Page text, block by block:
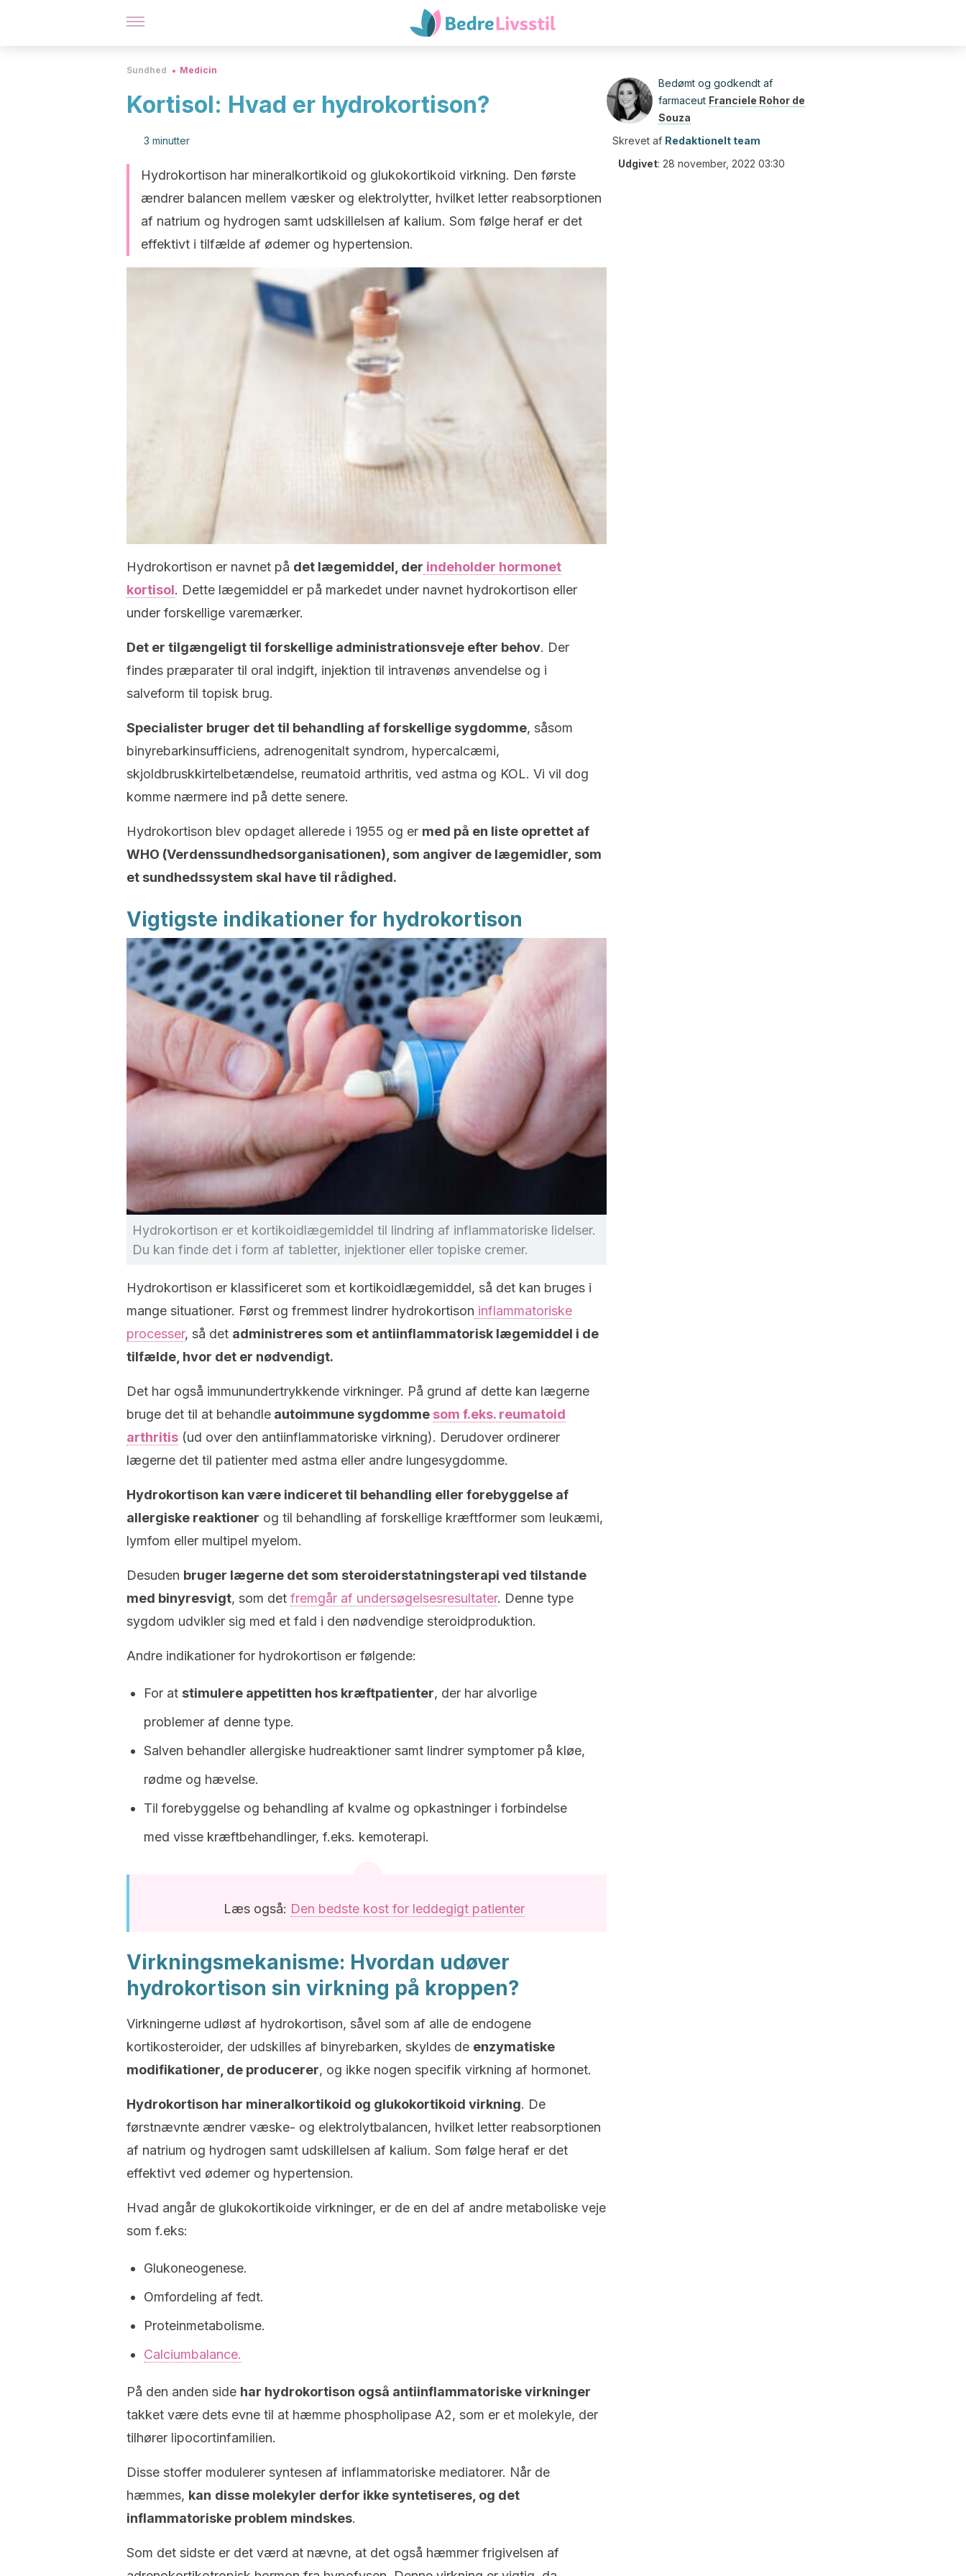
Sundhed Medicin
Kortisol: Hvad er hydrokortison?
3 minutter
Hydrokortison har mineralkortikoid og glukokortikoid virkning. Den første
ændrer balancen mellem væsker og elektrolytter, hvilket letter reabsorptionen
af natrium og hydrogen samt udskillelsen af kalium. Som følge heraf er det
effektivt i tilfælde af ødemer og hypertension.
Hydrokortison er navnet på det lægemiddel, der indeholder hormonet
kortisol. Dette lægemiddel er på markedet under navnet hydrokortison eller
under forskellige varemærker.
Det er tilgængeligt til forskellige administrationsveje efter behov. Der
findes præparater til oral indgift, injektion til intravenøs anvendelse og i
salveform til topisk brug.
Specialister bruger det til behandling af forskellige sygdomme, såsom
binyrebarkinsufficiens, adrenogenitalt syndrom, hypercalcæmi,
skjoldbruskkirtelbetændelse, reumatoid arthritis, ved astma og KOL. Vi vil dog
komme nærmere ind på dette senere.
Hydrokortison blev opdaget allerede i 1955 og er med på en liste oprettet af
WHO (Verdenssundhedsorganisationen), som angiver de lægemidler, som
et sundhedssystem skal have til rådighed.
Vigtigste indikationer for hydrokortison
Hydrokortison er et kortikoidlægemiddel til lindring af inflammatoriske lidelser.
Du kan finde det i form af tabletter, injektioner eller topiske cremer.
Hydrokortison er klassificeret som et kortikoidlægemiddel, så det kan bruges i
mange situationer. Først og fremmest lindrer hydrokortison inflammatoriske
processer, så det administreres som et antiinflammatorisk lægemiddel i de
tilfælde, hvor det er nødvendigt.
Det har også immunundertrykkende virkninger. På grund af dette kan lægerne
bruge det til at behandle autoimmune sygdomme som f.eks. reumatoid
arthritis (ud over den antiinflammatoriske virkning). Derudover ordinerer
lægerne det til patienter med astma eller andre lungesygdomme.
Hydrokortison kan være indiceret til behandling eller forebyggelse af
allergiske reaktioner og til behandling af forskellige kræftformer som leukæmi,
lymfom eller multipel myelom.
Desuden bruger lægerne det som steroiderstatningsterapi ved tilstande
med binyresvigt, som det fremgår af undersøgelsesresultater. Denne type
sygdom udvikler sig med et fald i den nødvendige steroidproduktion.
Andre indikationer for hydrokortison er følgende:
For at stimulere appetitten hos kræftpatienter, der har alvorlige
problemer af denne type.
Salven behandler allergiske hudreaktioner samt lindrer symptomer på kløe,
rødme og hævelse.
Til forebyggelse og behandling af kvalme og opkastninger i forbindelse
med visse kræftbehandlinger, f.eks. kemoterapi.
Læs også: Den bedste kost for leddegigt patienter
Virkningsmekanisme: Hvordan udøver
hydrokortison sin virkning på kroppen?
Virkningerne udløst af hydrokortison, såvel som af alle de endogene
kortikosteroider, der udskilles af binyrebarken, skyldes de enzymatiske
modifikationer, de producerer, og ikke nogen specifik virkning af hormonet.
Hydrokortison har mineralkortikoid og glukokortikoid virkning. De
førstnævnte ændrer væske- og elektrolytbalancen, hvilket letter reabsorptionen
af natrium og hydrogen samt udskillelsen af kalium. Som følge heraf er det
effektivt ved ødemer og hypertension.
Hvad angår de glukokortikoide virkninger, er de en del af andre metaboliske veje
som f.eks:
Glukoneogenese.
Omfordeling af fedt.
Proteinmetabolisme.
Calciumbalance.
På den anden side har hydrokortison også antiinflammatoriske virkninger
takket være dets evne til at hæmme phospholipase A2, som er et molekyle, der
tilhører lipocortinfamilien.
Disse stoffer modulerer syntesen af inflammatoriske mediatorer. Når de
hæmmes, kan disse molekyler derfor ikke syntetiseres, og det
inflammatoriske problem mindskes.
Som det sidste er det værd at nævne, at det også hæmmer frigivelsen af
Bedømt og godkendt af
farmaceut Franciele Rohor de
Souza
Skrevet af Redaktionelt team
Udgivet: 28 november, 2022 03:30